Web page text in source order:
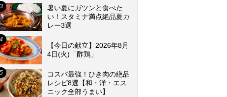
暑い夏にガツンと食べた
い！スタミナ満点絶品夏カ
レー3選
【今日の献立】2026年8月
4日(火)「酢鶏」
コスパ最強！ひき肉の絶品
レシピ8選【和・洋・エス
ニック全部うまい】